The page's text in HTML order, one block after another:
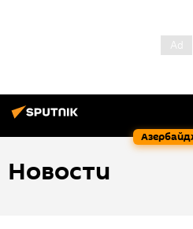
Новости